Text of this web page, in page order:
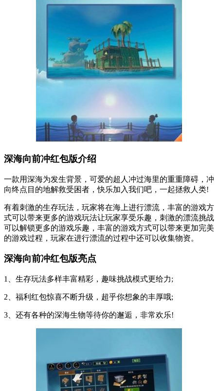
深海向前冲红包版介绍
一款用深海为发生背景，可爱的超人冲过海里的重重障碍，冲
向终点目的地解救受困者，快乐加入我们吧，一起拯救人类!
有着刺激的生存玩法，玩家将在海上进行漂流，丰富的游戏方
式可以带来更多的游戏玩法让玩家享受乐趣，刺激的漂流挑战
可以解锁更多的游戏乐趣，丰富的游戏方式可以带来更加完美
的游戏过程，玩家在进行漂流的过程中还可以收集物资。
深海向前冲红包版亮点
1、生存玩法多样丰富精彩，趣味挑战模式更给力;
2、福利红包惊喜不断升级，超乎你想象的丰厚哦;
3、还有各种的深海生物等待你的邂逅，非常欢乐!